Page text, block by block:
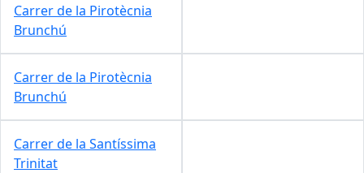
Carrer de la Pirotècnia
Brunchú
Carrer de la Pirotècnia
Brunchú
Carrer de la Santíssima
Trinitat